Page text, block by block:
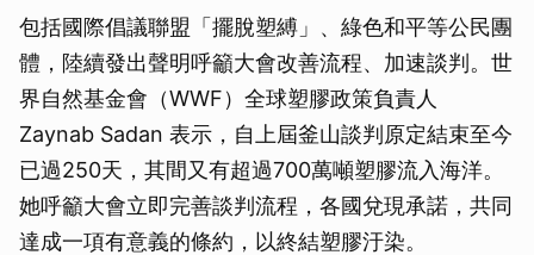
包括國際倡議聯盟「擺脫塑縛」、綠色和平等公民團
體，陸續發出聲明呼籲大會改善流程、加速談判。世
界自然基金會（WWF）全球塑膠政策負責人
Zaynab Sadan 表示，自上屆釜山談判原定結束至今
已過250天，其間又有超過700萬噸塑膠流入海洋。
她呼籲大會立即完善談判流程，各國兌現承諾，共同
達成一項有意義的條約，以終結塑膠汙染。